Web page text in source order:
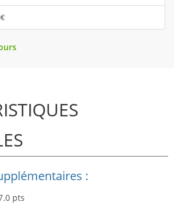
:
pts